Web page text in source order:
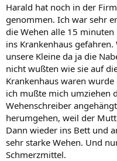
Harald hat noch in der
genommen. Ich war sehr
die Wehen alle 15
ins Krankenhaus
unsere Kleine da ja die
nicht wußten wie sie auf
Krankenhaus waren
ich mußte mich umziehen
Wehenschreiber
herumgehen, weil der
Dann wieder ins Bett und
sehr starke Wehen. Und
Schmerzmittel.